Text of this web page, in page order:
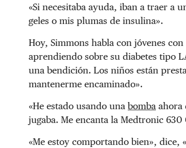
«Si necesitaba ayuda, iban a traer a
geles o mis plumas de insulina».
Hoy, Simmons habla con jóvenes
aprendiendo sobre su diabetes tipo
una bendición. Los niños están
mantenerme encaminado».
«He estado usando una bomba ahora
jugaba. Me encanta la Medtronic 630
«Me estoy comportando bien», dice,